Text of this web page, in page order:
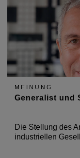
MEINUNG
Generalist und
Die Stellung des
industriellen